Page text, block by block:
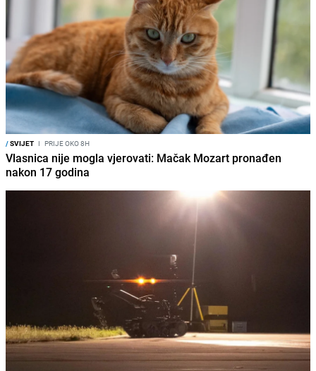
/SVIJET I PRIJE OKO 8H
Vlasnica nije mogla vjerovati: Mačak Mozart pronađen
nakon 17 godina